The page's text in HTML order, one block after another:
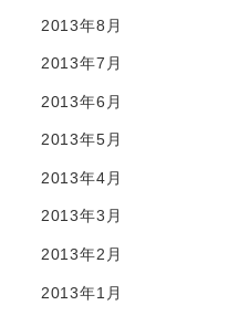
2013年8月
2013年7月
2013年6月
2013年5月
2013年4月
2013年3月
2013年2月
2013年1月